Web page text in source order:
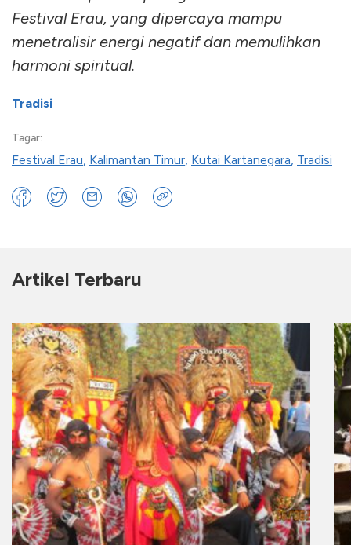
Festival Erau, yang dipercaya mampu
menetralisir energi negatif dan memulihkan
harmoni spiritual.
Tradisi
Tagar:
Festival Erau, Kalimantan Timur, Kutai Kartanegara, Tradisi
Artikel Terbaru